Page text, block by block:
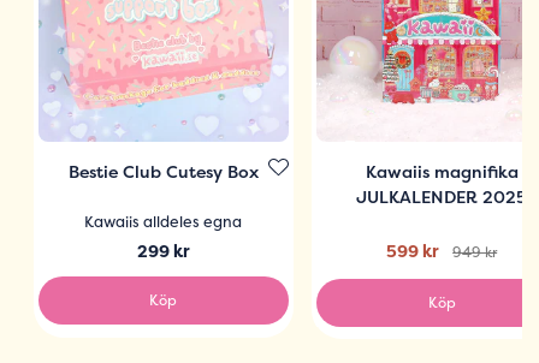
Bestie Club Cutesy Box
Kawaiis alldeles egna
299 kr
Köp
Kawaiis magnifika
JULKALENDER 2025
599 kr 949 kr
Köp